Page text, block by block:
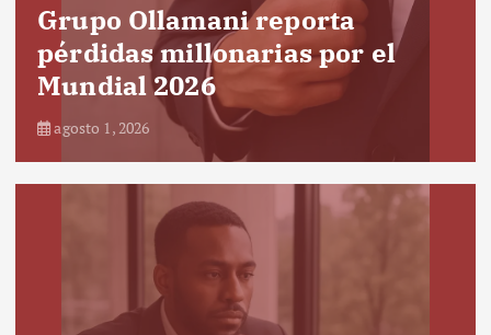
Grupo Ollamani reporta
pérdidas millonarias por el
Mundial 2026
agosto 1, 2026